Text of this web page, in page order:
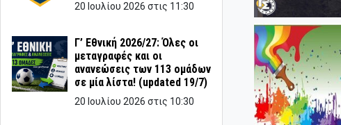
20 Ιουλίου 2026 στις 11:30
Γ’ Εθνική 2026/27: Όλες οι
μεταγραφές και οι
ανανεώσεις των 113 ομάδων
σε μία λίστα! (updated 19/7)
20 Ιουλίου 2026 στις 10:30